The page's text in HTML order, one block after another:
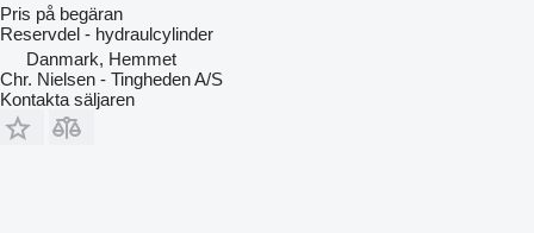
Pris på begäran
Reservdel - hydraulcylinder
Danmark, Hemmet
Chr. Nielsen - Tingheden A/S
Kontakta säljaren